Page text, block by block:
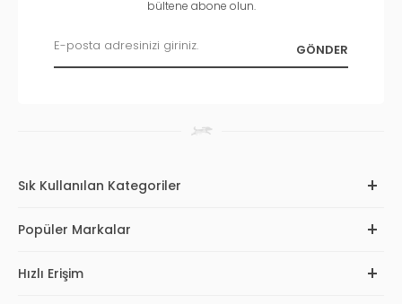
bültene abone olun.
Sık Kullanılan Kategoriler
Popüler Markalar
Hızlı Erişim